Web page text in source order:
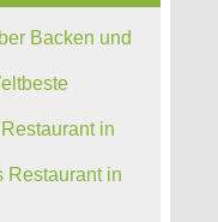
Backen und
in
Restaurant in